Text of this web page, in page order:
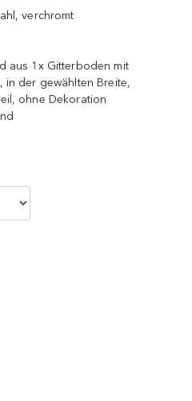
verchromt
aus 1x Gitterboden mit
in der gewählten Breite,
ohne Dekoration